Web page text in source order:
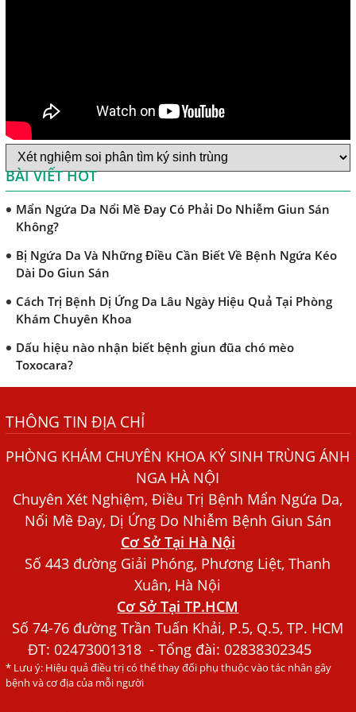
BÀI VIẾT HOT
TRIỆU CHỨNG GIUN SÁN CHÓ MÈO
Khi Trẻ Bị Dị Ứng Da Cần Làm Xét Nghiệm Gì Tìm Nguyên
Nhân Dị Ứng Da
Điều trị bệnh sán lá gan ở đâu?
Mẩn Ngứa Da Nổi Mề Đay Có Phải Do Nhiễm Giun Sán
Không?
Bị Ngứa Da Và Những Điều Cần Biết Về Bệnh Ngứa Kéo
Dài Do Giun Sán
Cách Trị Bệnh Dị Ứng Da Lâu Ngày Hiệu Quả Tại Phòng
Khám Chuyên Khoa
Dấu hiệu nào nhận biết bệnh giun đũa chó mèo
Toxocara?
Bệnh Chàm Và Những Yếu Tố Liên Quan Đến Bệnh Giun
Sán
Dấu Hiệu Ngứa Da, Dị Ứng, Nổi Mề Đay Do Nhiễm Sán
Bác sĩ Nguyễn Ngọc Ánh Phòng Khám Ánh Nga Đề Tài
Nghiên Cứu Khoa
Xét Nghiệm Giun Sán Gồm Những Loại Nào? Chi Phí Bao
Người Đàn Ông Phát Ban Mẩn Đỏ Khắp Người, Sau Ba
Tháng Mới Tìm Ra Nguyên Nhân
Đau Mắt Đỏ, Nguyên Nhân Và Cách Điều Trị
HÀ NỘI – PHÁT BAN MẨN ĐỎ KHẮP NGƯỜI, ĐI KHÁM
THÔNG TIN ĐỊA CHỈ
PHÒNG KHÁM CHUYÊN KHOA KÝ SINH TRÙNG ÁNH
NGA HÀ NỘI
Chuyên Xét Nghiệm, Điều Trị Bệnh Mẩn Ngứa Da,
Nổi Mề Đay, Dị Ứng Do Nhiễm Bệnh Giun Sán
Cơ Sở Tại Hà Nội
Số 443 đường Giải Phóng, Phương Liệt, Thanh
Xuân, Hà Nội
Cơ Sở Tại TP.HCM
Số 74-76 đường Trần Tuấn Khải, P.5, Q.5, TP. HCM
ĐT:02473001318 - Tổng đài: 02838302345
* Lưu ý: Hiệu quả điều trị có thể thay đổi phụ thuộc vào tác nhân gây
bệnh và cơ địa của mỗi người